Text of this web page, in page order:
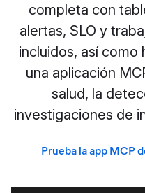
completa con
alertas, SLO y
incluidos, así
una aplicación
salud, la
investigaciones de
Prueba la app MCP